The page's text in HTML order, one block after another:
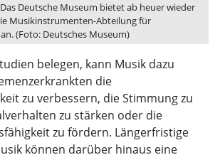
Deutsche Museum bietet ab heuer wieder
Musikinstrumenten-Abteilung für
(Foto: Deutsches Museum)
belegen, kann Musik dazu
die
zu verbessern, die Stimmung zu
zu stärken oder die
zu fördern. Längerfristige
können darüber hinaus eine